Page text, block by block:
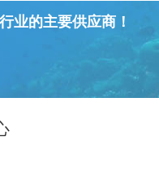
业的主要供应商！